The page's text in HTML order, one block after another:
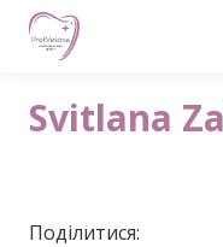
Svitlana
Поділитися: